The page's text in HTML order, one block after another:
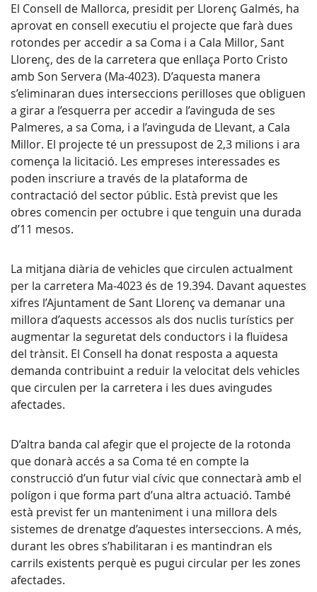
El Consell de Mallorca, presidit per Llorenç Galmés, ha
aprovat en consell executiu el projecte que farà dues
rotondes per accedir a sa Coma i a Cala Millor, Sant
Llorenç, des de la carretera que enllaça Porto Cristo
amb Son Servera (Ma-4023). D’aquesta manera
s’eliminaran dues interseccions perilloses que obliguen
a girar a l’esquerra per accedir a l’avinguda de ses
Palmeres, a sa Coma, i a l’avinguda de Llevant, a Cala
Millor. El projecte té un pressupost de 2,3 milions i ara
comença la licitació. Les empreses interessades es
poden inscriure a través de la plataforma de
contractació del sector públic. Està previst que les
obres comencin per octubre i que tenguin una durada
d’11 mesos.
La mitjana diària de vehicles que circulen actualment
per la carretera Ma-4023 és de 19.394. Davant aquestes
xifres l’Ajuntament de Sant Llorenç va demanar una
millora d’aquests accessos als dos nuclis turístics per
augmentar la seguretat dels conductors i la fluïdesa
del trànsit. El Consell ha donat resposta a aquesta
demanda contribuint a reduir la velocitat dels vehicles
que circulen per la carretera i les dues avingudes
afectades.
D’altra banda cal afegir que el projecte de la rotonda
que donarà accés a sa Coma té en compte la
construcció d’un futur vial cívic que connectarà amb el
polígon i que forma part d’una altra actuació. També
està previst fer un manteniment i una millora dels
sistemes de drenatge d’aquestes interseccions. A més,
durant les obres s’habilitaran i es mantindran els
carrils existents perquè es pugui circular per les zones
afectades.